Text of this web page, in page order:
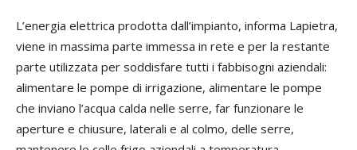
L’energia elettrica prodotta dall’impianto, informa Lapietra,
viene in massima parte immessa in rete e per la restante
parte utilizzata per soddisfare tutti i fabbisogni aziendali:
alimentare le pompe di irrigazione, alimentare le pompe
che inviano l’acqua calda nelle serre, far funzionare le
aperture e chiusure, laterali e al colmo, delle serre,